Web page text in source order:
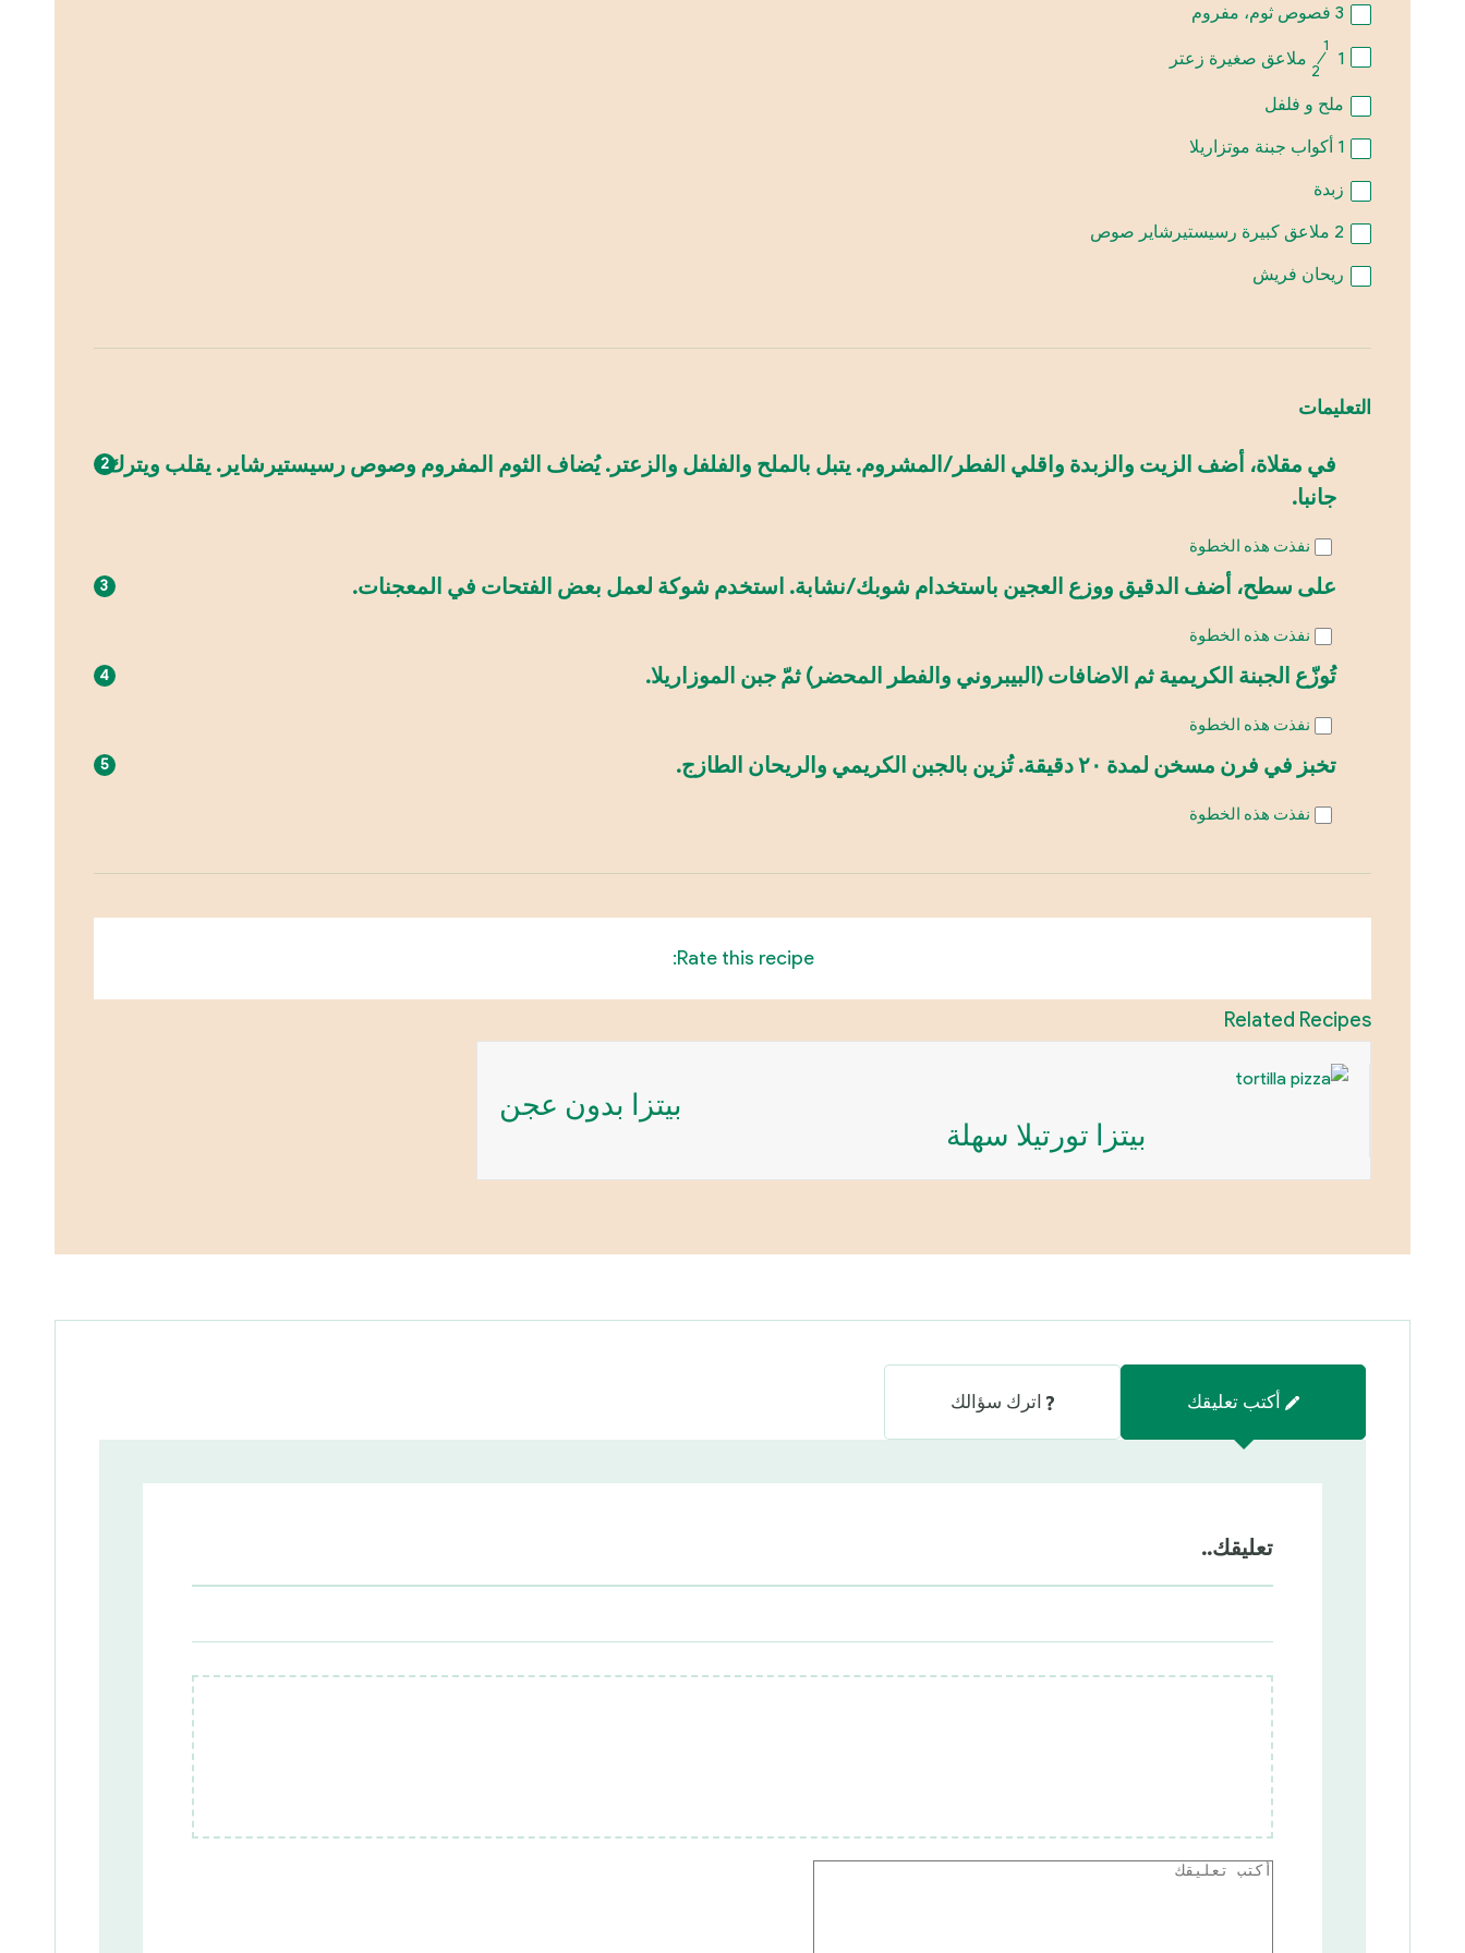
3فصوص ثوم، مفروم
1
1
⁄
2
ملاعق صغيرة زعتر
ملح و فلفل
1 أكواب جبنة موتزاريلا
زبدة
2 ملاعق كبيرة رسيستيرشاير صوص
ريحان فريش
التعليمات
في مقلاة، أضف الزيت والزبدة واقلي الفطر/المشروم. يتبل بالملح والفلفل والزعتر. يُضاف الثوم المفروم وصوص رسيستيرشاير. يقلب ويترك
جانبا.
نفذت هذه الخطوة
على سطح، أضف الدقيق ووزع العجين باستخدام شوبك/نشابة. استخدم شوكة لعمل بعض الفتحات في المعجنات.
نفذت هذه الخطوة
تُوزّع الجبنة الكريمية ثم الاضافات (البيبروني والفطر المحضر) ثمّ جبن الموزاريلا.
نفذت هذه الخطوة
تخبز في فرن مسخن لمدة ٢٠ دقيقة. تُزين بالجبن الكريمي والريحان الطازج.
نفذت هذه الخطوة
Rate this recipe:
Related Recipes
بيتزا تورتيلا سهلة
بيتزا بدون عجن
أكتب تعليقك اترك سؤالك
تعليقك..